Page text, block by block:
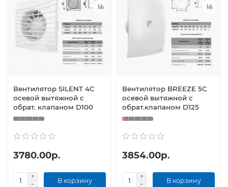
Вентилятор SILENT 4C
осевой вытяжной с
обрат. клапаном D100
3780.00р.
В корзину
Вентилятор BREEZE 5C
осевой вытяжной с
обрат.клапаном D125
3854.00р.
В корзину